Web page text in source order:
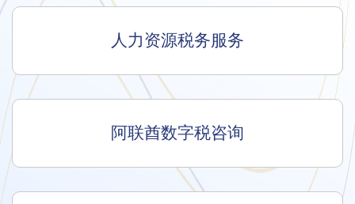
人力资源税务服务
阿联酋数字税咨询